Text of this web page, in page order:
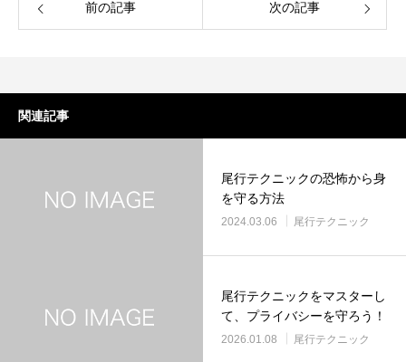
前の記事 次の記事
関連記事
尾行テクニックの恐怖から身
を守る方法
2024.03.06 尾行テクニック
尾行テクニックをマスターし
て、プライバシーを守ろう！
2026.01.08 尾行テクニック